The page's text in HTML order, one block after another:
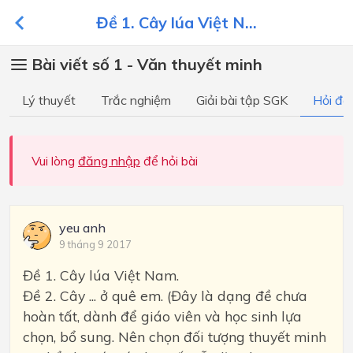
Đề 1. Cây lúa Việt N...
Bài viết số 1 - Văn thuyết minh
Lý thuyết Trắc nghiệm Giải bài tập SGK Hỏi
Vui lòng đăng nhập để hỏi bài
yeu anh
9 tháng 9 2017
Đề 1. Cây lúa Việt Nam.
Đề 2. Cây ... ở quê em. (Đây là dạng đề chưa
hoàn tất, dành để giáo viên và học sinh lựa
chọn, bổ sung. Nên chọn đối tượng thuyết minh